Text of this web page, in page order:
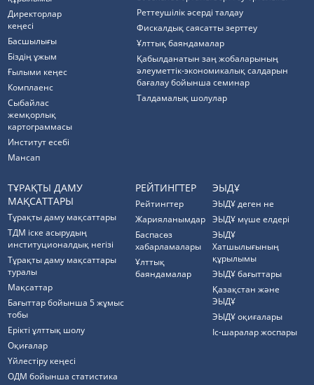
Директорлар
кеңесі
Басшылығы
Біздің ұжым
Ғылыми кеңес
Комплаенс
Cыбайлас
жемқорлық
картограммасы
Институт есебі
Мансап
Реттеушілік әсерді талдау
Фискалдық саясатты зерттеу
Ұлттық баяндамалар
Қабылданатын заң жобаларының
әлеуметтік-экономикалық салдарын
бағалау бойынша семинар
Талдамалық шолулар
ТҰРАҚТЫ ДАМУ
МАҚСАТТАРЫ
Тұрақты даму мақсаттары
ТДМ іске асырудың
институционалдық негізі
Тұрақты даму мақсаттары
туралы
Мақсаттар
Бағыттар бойынша 5 жұмыс
тобы
Ерікті ұлттық шолу
Оқиғалар
Үйлестіру кеңесі
ОДМ бойынша статистика
РЕЙТИНГТЕР
Рейтингтер
Жарияланымдар
Баспасөз
хабарламалары
Ұлттық
баяндамалар
ЭЫДҰ
ЭЫДҰ деген не
ЭЫДҰ мүше елдері
ЭЫДҰ
Хатшылығының
құрылымы
ЭЫДҰ бағыттары
Қазақстан және
ЭЫДҰ
ЭЫДҰ оқиғалары
Іс-шаралар жоспары